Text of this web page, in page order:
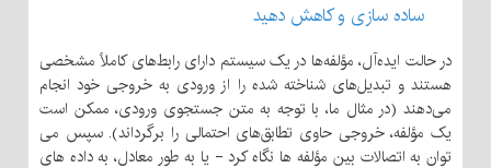
ساده سازی و کاهش دهید
در حالت ایده‌آل، مؤلفه‌ها در یک سیستم دارای رابط‌های کاملاً مشخصی
هستند و تبدیل‌های شناخته شده را از ورودی به خروجی خود انجام
می‌دهند (در مثال ما، با توجه به متن جستجوی ورودی، ممکن است
یک مؤلفه، خروجی حاوی تطابق‌های احتمالی را برگرداند). سپس می
توان به اتصالات بین مؤلفه ها نگاه کرد - یا به طور معادل، به داده های